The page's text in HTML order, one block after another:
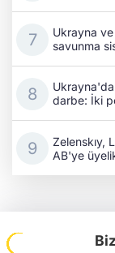
Ukrayna ve
savunma
darbe: İki
Zelenskıy,
AB'ye